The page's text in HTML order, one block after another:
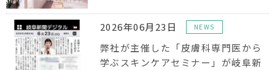
2026年06月23日 NEWS
弊社が主催した「皮膚科専門医から
学ぶスキンケアセミナー」が岐阜新